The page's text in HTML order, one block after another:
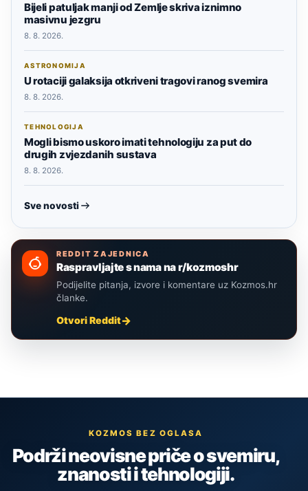
Bijeli patuljak manji od Zemlje skriva iznimno
masivnu jezgru
8. 8. 2026.
ASTRONOMIJA
U rotaciji galaksija otkriveni tragovi ranog svemira
8. 8. 2026.
TEHNOLOGIJA
Mogli bismo uskoro imati tehnologiju za put do
drugih zvjezdanih sustava
8. 8. 2026.
Sve novosti
REDDIT ZAJEDNICA
Raspravljajte s nama na r/kozmoshr
Podijelite pitanja, izvore i komentare uz Kozmos.hr
članke.
Otvori Reddit
KOZMOS BEZ OGLASA
Podrži neovisne priče o svemiru,
znanosti i tehnologiji.